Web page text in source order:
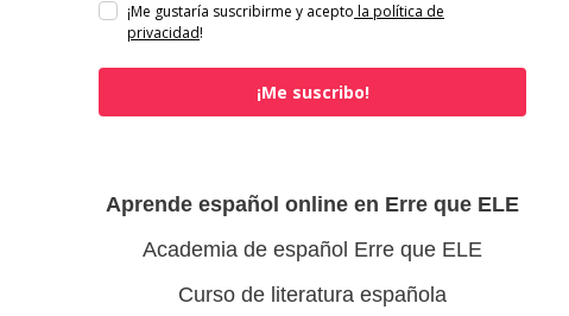
¡Me gustaría suscribirme y acepto la política de
privacidad!
¡Me suscribo!
Aprende español online en Erre que ELE
Academia de español Erre que ELE
Curso de literatura española